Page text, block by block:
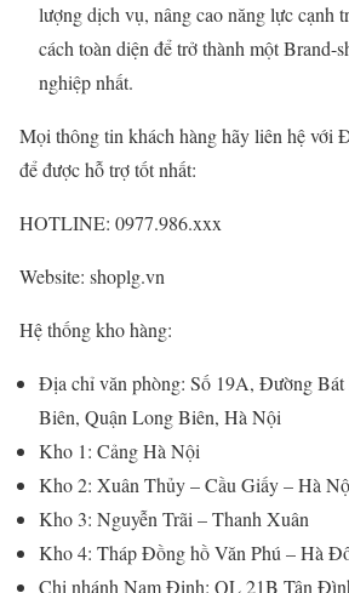
lượng dịch vụ, nâng cao năng lực cạnh
cách toàn diện để trở thành một Brand-
nghiệp nhất.
Mọi thông tin khách hàng hãy liên hệ với
để được hỗ trợ tốt nhất:
HOTLINE: 0977.986.xxx
Website: shoplg.vn
Hệ thống kho hàng:
Địa chỉ văn phòng: Số 19A, Đường
Biên, Quận Long Biên, Hà Nội
Kho 1: Cảng Hà Nội
Kho 2: Xuân Thủy – Cầu Giấy – Hà
Kho 3: Nguyễn Trãi – Thanh Xuân
Kho 4: Tháp Đồng hồ Văn Phú – Hà
Chi nhánh Nam Định: QL 21B Tân